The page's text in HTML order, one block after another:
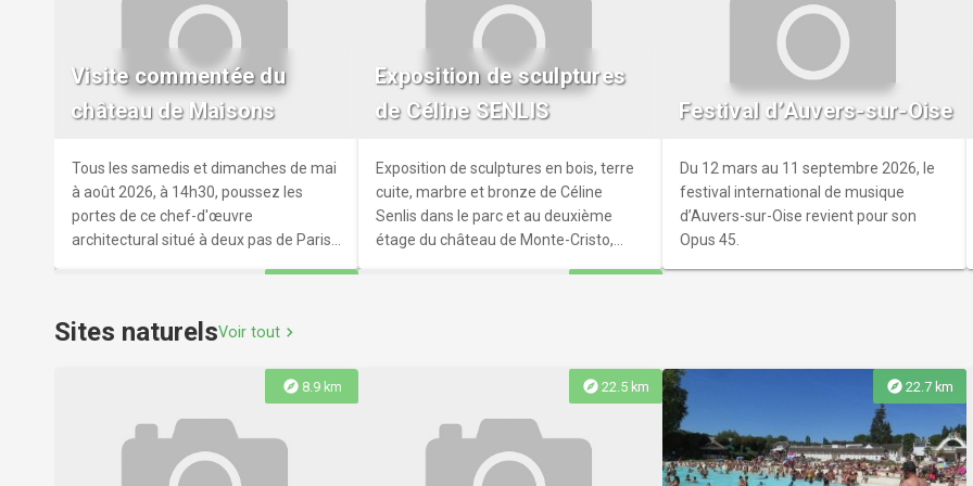
Parcours Impressionniste
Partez sur les traces des
Impressionnistes à Rueil !
dans l'île de la Chaussée
Le panneau recense les tableaux
peints par Claude Monet, Berthe
Morisot, Pierre-Auguste Renoir, sur l'ile
Impressionniste
Visite commentée du
château de Maisons
Tous les samedis et dimanches de mai
à août 2026, à 14h30, poussez les
portes de ce chef-d'œuvre
architectural situé à deux pas de Paris
Exposition de sculptures
de Céline SENLIS
Exposition de sculptures en bois, terre
cuite, marbre et bronze de Céline
Senlis dans le parc et au deuxième
étage du château de Monte-Cristo,
Festival d’Auvers-sur-Oise
Du 12 mars au 11 septembre 2026, le
festival international de musique
d’Auvers-sur-Oise revient pour son
Opus 45.
Exposition d'art urbain des
artistes Lek & Sowat
Jardins des Lumières,
1750-1800
Sites naturelsVoir tout chevron_right
explore 8.9 km explore 22.5 km explore 22.7 km